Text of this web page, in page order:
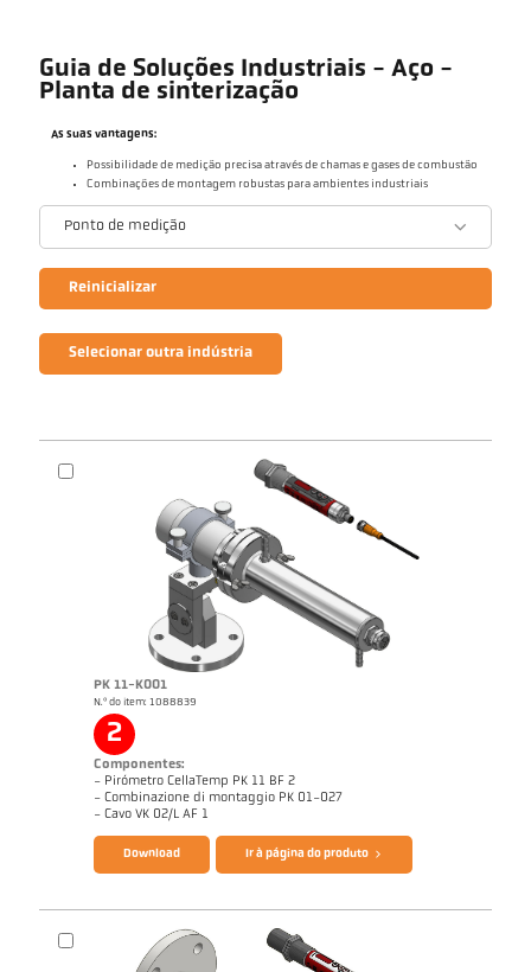
Guia de Soluções Industriais - Aço -
Planta de sinterização
As suas vantagens:
Possibilidade de medição precisa através de chamas e gases de combustão
Combinações de montagem robustas para ambientes industriais
Ponto de medição
Reinicializar
Selecionar outra indústria
PK 11-K001
N.º do item: 1088839
2
Componentes:
- Pirómetro CellaTemp PK 11 BF 2
- Combinazione di montaggio PK 01-027
- Cavo VK 02/L AF 1
Catálogo CellaTemp PK PKF PKL Questionário Pirômetro de radiação
Download Ir à página do produto